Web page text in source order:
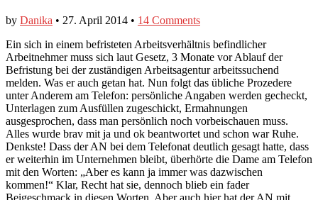
by Danika • 27. April 2014 • 14 Comments
Ein sich in einem befristeten Arbeitsverhältnis befindlicher
Arbeitnehmer muss sich laut Gesetz, 3 Monate vor Ablauf der
Befristung bei der zuständigen Arbeitsagentur arbeitssuchend
melden. Was er auch getan hat. Nun folgt das übliche Prozedere
unter Anderem am Telefon: persönliche Angaben werden gecheckt,
Unterlagen zum Ausfüllen zugeschickt, Ermahnungen
ausgesprochen, dass man persönlich noch vorbeischauen muss.
Alles wurde brav mit ja und ok beantwortet und schon war Ruhe.
Denkste! Dass der AN bei dem Telefonat deutlich gesagt hatte, dass
er weiterhin im Unternehmen bleibt, überhörte die Dame am Telefon
mit den Worten: „Aber es kann ja immer was dazwischen
kommen!“ Klar, Recht hat sie, dennoch blieb ein fader
Beigeschmack in diesen Worten. Aber auch hier hat der AN mit